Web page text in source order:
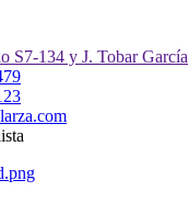
S7-134 y J. Tobar García